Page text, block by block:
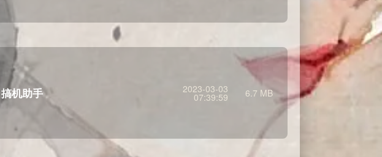
搞机助手 2023-03-03
07:39:59 6.7 MB